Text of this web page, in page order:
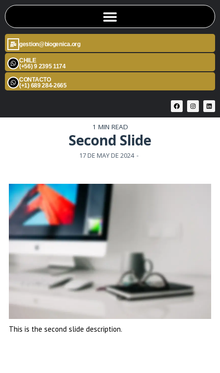
gestion@biogenica.org
CHILE
(+56) 9 2395 1174
CONTACTO
(+1) 689 284-2665
1 MIN READ
Second Slide
17 DE MAY DE 2024 -
This is the second slide description.